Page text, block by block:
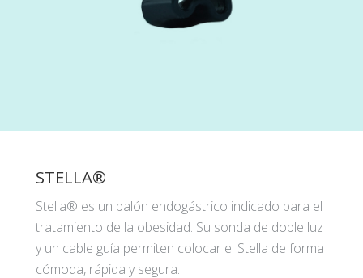
STELLA®
Stella® es un balón endogástrico indicado para el
tratamiento de la obesidad. Su sonda de doble luz
y un cable guía permiten colocar el Stella de forma
cómoda, rápida y segura.